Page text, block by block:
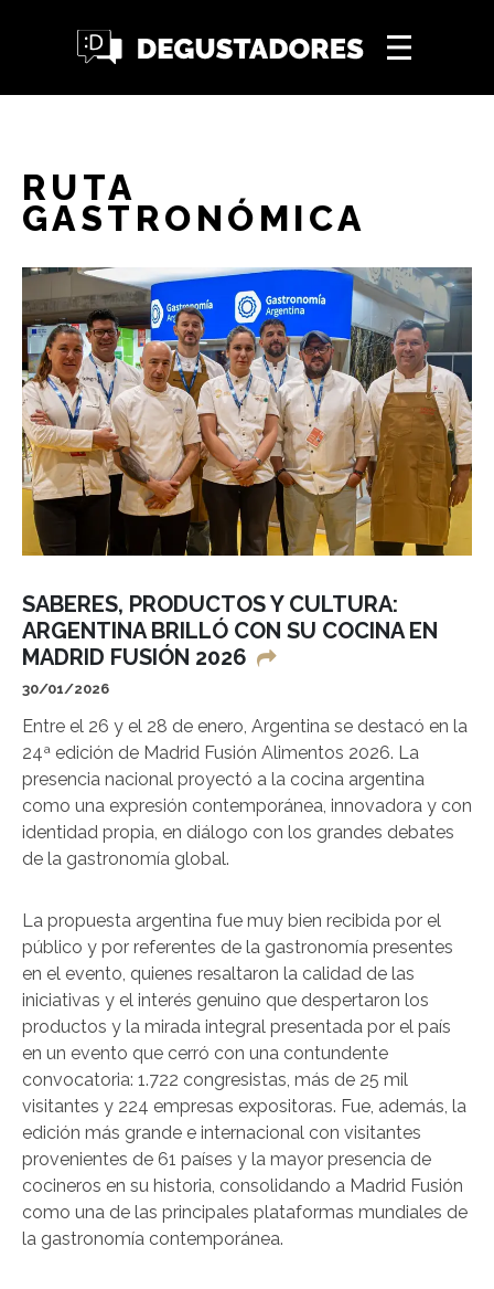
RUTA
GASTRONÓMICA
SABERES, PRODUCTOS Y CULTURA:
ARGENTINA BRILLÓ CON SU COCINA EN
MADRID FUSIÓN 2026
30/01/2026
Entre el 26 y el 28 de enero, Argentina se destacó en la
24ª edición de Madrid Fusión Alimentos 2026. La
presencia nacional proyectó a la cocina argentina
como una expresión contemporánea, innovadora y con
identidad propia, en diálogo con los grandes debates
de la gastronomía global.
La propuesta argentina fue muy bien recibida por el
público y por referentes de la gastronomía presentes
en el evento, quienes resaltaron la calidad de las
iniciativas y el interés genuino que despertaron los
productos y la mirada integral presentada por el país
en un evento que cerró con una contundente
convocatoria: 1.722 congresistas, más de 25 mil
visitantes y 224 empresas expositoras. Fue, además, la
edición más grande e internacional con visitantes
provenientes de 61 países y la mayor presencia de
cocineros en su historia, consolidando a Madrid Fusión
como una de las principales plataformas mundiales de
la gastronomía contemporánea.